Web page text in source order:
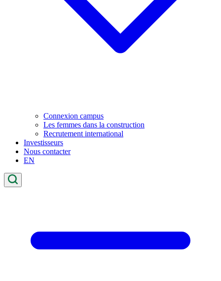
Connexion campus
Les femmes dans la construction
Recrutement international
Investisseurs
Nous contacter
EN